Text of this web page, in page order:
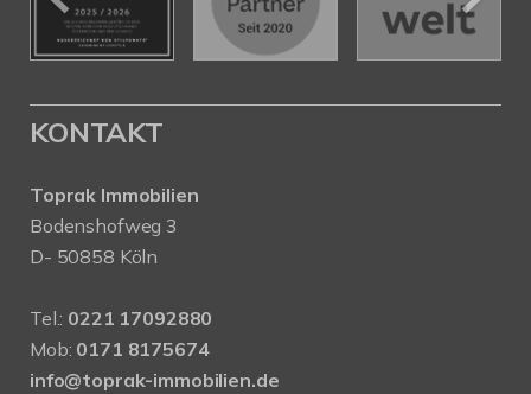
KONTAKT
Toprak Immobilien
Bodenshofweg 3
D- 50858 Köln
Tel.: 0221 17092880
Mob: 0171 8175674
info@toprak-immobilien.de